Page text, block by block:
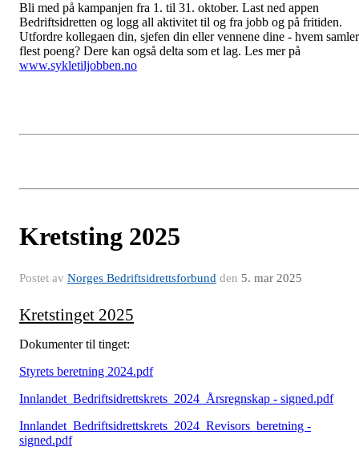
Bli med på kampanjen fra 1. til 31. oktober. Last ned appen
Bedriftsidretten og logg all aktivitet til og fra jobb og på fritiden.
Utfordre kollegaen din, sjefen din eller vennene dine - hvem samler
flest poeng? Dere kan også delta som et lag. Les mer på
www.sykletiljobben.no
Kretsting 2025
Postet av Norges Bedriftsidrettsforbund den 5. mar 2025
Kretstinget 2025
Dokumenter til tinget:
Styrets beretning 2024.pdf
Innlandet_Bedriftsidrettskrets_2024_Årsregnskap - signed.pdf
Innlandet_Bedriftsidrettskrets_2024_Revisors_beretning -
signed.pdf